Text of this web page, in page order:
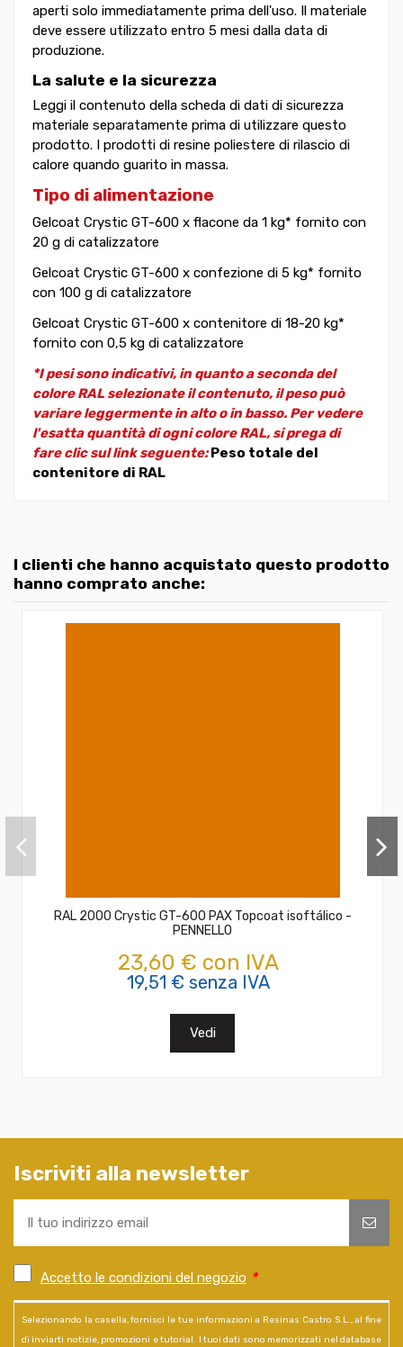
aperti solo immediatamente prima dell'uso. Il materiale
deve essere utilizzato entro 5 mesi dalla data di
produzione.
La salute e la sicurezza
Leggi il contenuto della scheda di dati di sicurezza
materiale separatamente prima di utilizzare questo
prodotto. I prodotti di resine poliestere di rilascio di
calore quando guarito in massa.
Tipo di alimentazione
Gelcoat Crystic GT-600 x flacone da 1 kg* fornito con
20 g di catalizzatore
Gelcoat Crystic GT-600 x confezione di 5 kg* fornito
con 100 g di catalizzatore
Gelcoat Crystic GT-600 x contenitore di 18-20 kg*
fornito con 0,5 kg di catalizzatore
*I pesi sono indicativi, in quanto a seconda del
colore RAL selezionate il contenuto, il peso può
variare leggermente in alto o in basso. Per vedere
l'esatta quantità di ogni colore RAL, si prega di
fare clic sul link seguente:Peso totale del
contenitore di RAL
I clienti che hanno acquistato questo prodotto
hanno comprato anche:
RAL 2000 Crystic GT-600 PAX Topcoat isoftálico -
PENNELLO
23,60 € con IVA
19,51 € senza IVA
Vedi
Iscriviti alla newsletter
Accetto le condizioni del negozio *
Selezionando la casella, fornisci le tue informazioni a Resinas Castro S.L., al fine
di inviarti notizie, promozioni e tutorial. I tuoi dati sono memorizzati nel database